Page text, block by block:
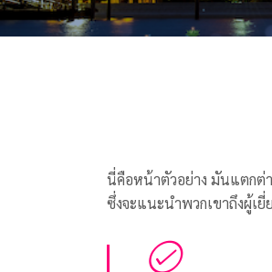
นี่คือหน้าตัวอย่าง มันแตกต่า
ซึ่งจะแนะนำพวกเขาถึงผู้เ